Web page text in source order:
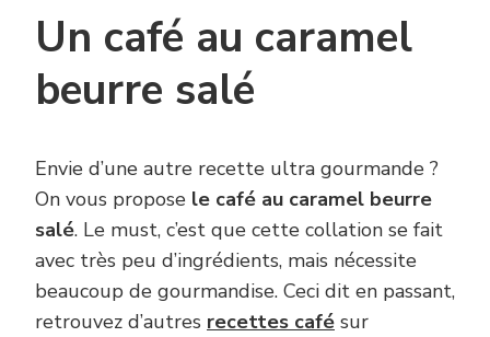
Un café au caramel
beurre salé
Envie d’une autre recette ultra gourmande ?
On vous propose le café au caramel beurre
salé. Le must, c’est que cette collation se fait
avec très peu d’ingrédients, mais nécessite
beaucoup de gourmandise. Ceci dit en passant,
retrouvez d’autres recettes café sur